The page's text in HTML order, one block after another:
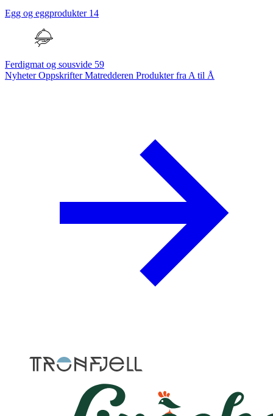
Egg og eggprodukter 14
Ferdigmat og sousvide 59
NyheterOppskrifterMatredderen Produkter fra A til Å